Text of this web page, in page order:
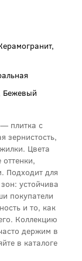
Бежевый
плитка с
зернистость,
Цвета
Подходит для
устойчива
покупатели
и то, как
Коллекцию
держим в
в каталоге